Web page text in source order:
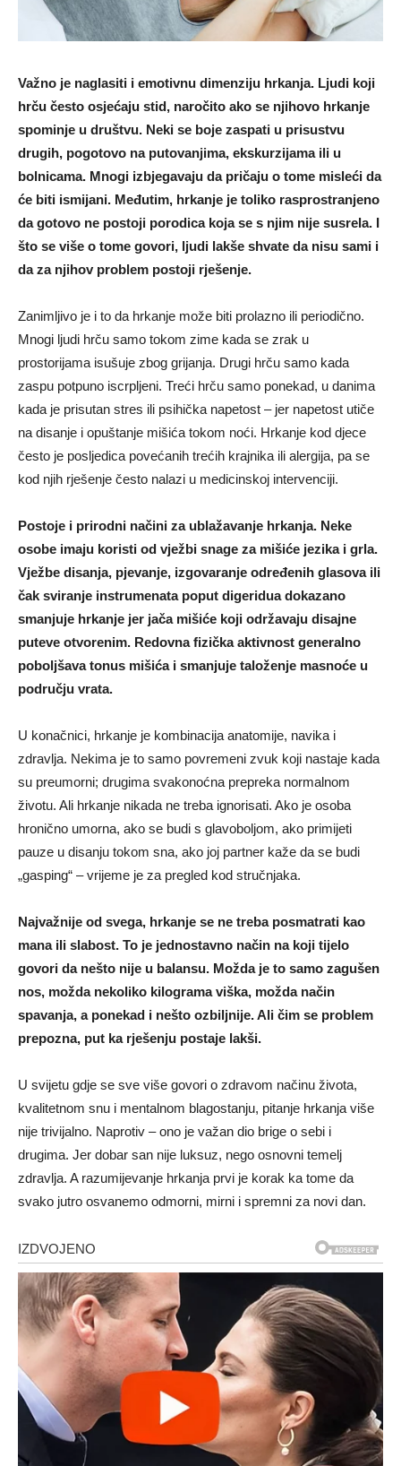
Važno je naglasiti i emotivnu dimenziju hrkanja. Ljudi koji
hrču često osjećaju stid, naročito ako se njihovo hrkanje
spominje u društvu. Neki se boje zaspati u prisustvu
drugih, pogotovo na putovanjima, ekskurzijama ili u
bolnicama. Mnogi izbjegavaju da pričaju o tome misleći da
će biti ismijani. Međutim, hrkanje je toliko rasprostranjeno
da gotovo ne postoji porodica koja se s njim nije susrela. I
što se više o tome govori, ljudi lakše shvate da nisu sami i
da za njihov problem postoji rješenje.
Zanimljivo je i to da hrkanje može biti prolazno ili periodično.
Mnogi ljudi hrču samo tokom zime kada se zrak u
prostorijama isušuje zbog grijanja. Drugi hrču samo kada
zaspu potpuno iscrpljeni. Treći hrču samo ponekad, u danima
kada je prisutan stres ili psihička napetost – jer napetost utiče
na disanje i opuštanje mišića tokom noći. Hrkanje kod djece
često je posljedica povećanih trećih krajnika ili alergija, pa se
kod njih rješenje često nalazi u medicinskoj intervenciji.
Postoje i prirodni načini za ublažavanje hrkanja. Neke
osobe imaju koristi od vježbi snage za mišiće jezika i grla.
Vježbe disanja, pjevanje, izgovaranje određenih glasova ili
čak sviranje instrumenata poput digeridua dokazano
smanjuje hrkanje jer jača mišiće koji održavaju disajne
puteve otvorenim. Redovna fizička aktivnost generalno
poboljšava tonus mišića i smanjuje taloženje masnoće u
području vrata.
U konačnici, hrkanje je kombinacija anatomije, navika i
zdravlja. Nekima je to samo povremeni zvuk koji nastaje kada
su preumorni; drugima svakonoćna prepreka normalnom
životu. Ali hrkanje nikada ne treba ignorisati. Ako je osoba
hronično umorna, ako se budi s glavoboljom, ako primijeti
pauze u disanju tokom sna, ako joj partner kaže da se budi
„gasping“ – vrijeme je za pregled kod stručnjaka.
Najvažnije od svega, hrkanje se ne treba posmatrati kao
mana ili slabost. To je jednostavno način na koji tijelo
govori da nešto nije u balansu. Možda je to samo zagušen
nos, možda nekoliko kilograma viška, možda način
spavanja, a ponekad i nešto ozbiljnije. Ali čim se problem
prepozna, put ka rješenju postaje lakši.
U svijetu gdje se sve više govori o zdravom načinu života,
kvalitetnom snu i mentalnom blagostanju, pitanje hrkanja više
nije trivijalno. Naprotiv – ono je važan dio brige o sebi i
drugima. Jer dobar san nije luksuz, nego osnovni temelj
zdravlja. A razumijevanje hrkanja prvi je korak ka tome da
svako jutro osvanemo odmorni, mirni i spremni za novi dan.